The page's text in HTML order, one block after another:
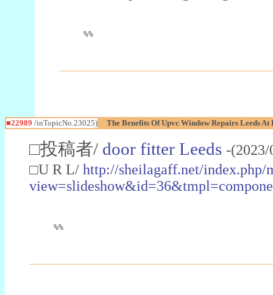
%%
■22989 /inTopicNo.23025) The Benefits Of Upvc Window Repairs Leeds
□投稿者/ door fitter Leeds -
□U R L/ http://sheilagaff.net/index.php/
%%